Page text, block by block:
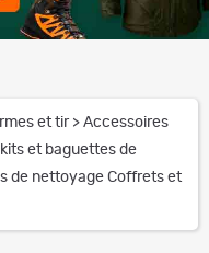
et tir > Accessoires
et baguettes de
de nettoyage Coffrets et